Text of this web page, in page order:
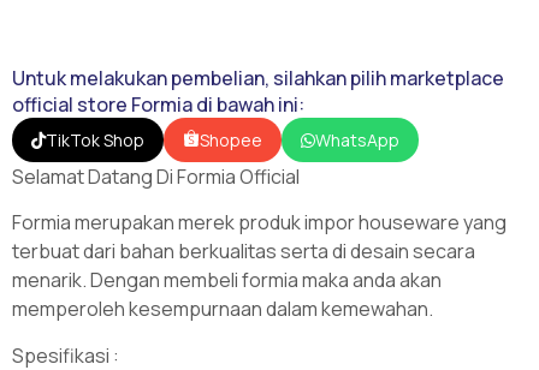
Untuk melakukan pembelian, silahkan pilih marketplace
official store Formia di bawah ini:
TikTok Shop Shopee WhatsApp
Selamat Datang Di Formia Official
Formia merupakan merek produk impor houseware yang
terbuat dari bahan berkualitas serta di desain secara
menarik. Dengan membeli formia maka anda akan
memperoleh kesempurnaan dalam kemewahan.
Spesifikasi :